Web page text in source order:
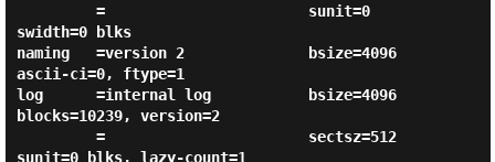
swidth=0 blks
naming   =version 2              bsize=4096
ascii-ci=0, ftype=1
log      =internal log           bsize=4096
blocks=10239, version=2
sunit=0 blks, lazy-count=1